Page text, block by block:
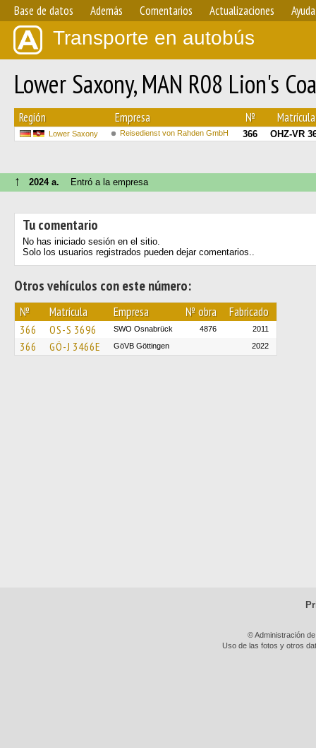
Base de datos Además Comentarios Actualizaciones Ayuda
Transporte en autobús
Lower Saxony, MAN R08 Lion's
Región Empresa № Matrícula
Lower Saxony Reisedienst von Rahden GmbH 366 OHZ-VR
↑ 2024 a. Entró a la empresa
Tu comentario
No has iniciado sesión en el sitio.
Solo los usuarios registrados pueden dejar comentarios..
Otros vehículos con este número:
№ Matrícula Empresa № obra Fabricado
366 OS-S 3696 SWO Osnabrück 4876 2011
366 GÖ-J 3466E GöVB Göttingen 2022
© Administración
Uso de las fotos y otros